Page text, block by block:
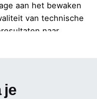
aan het bewaken
van technische
naar
en interne
over
je